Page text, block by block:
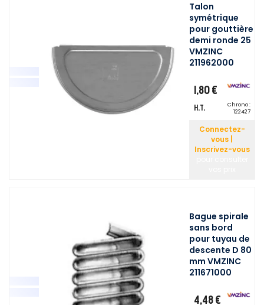
Talon
symétrique
pour gouttière
demi ronde 25
VMZINC
211962000
1,80 €
H.T.
Chrono :
122427
Connectez-
vous |
Inscrivez-vous
Bague spirale
sans bord
pour tuyau de
descente D 80
mm VMZINC
211671000
4,48 €